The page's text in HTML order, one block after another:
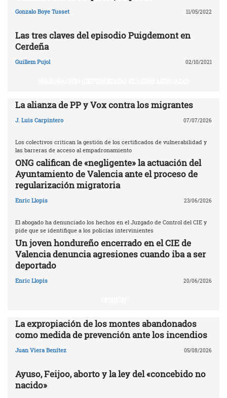
Gonzalo Boye Tusset 11/05/2022
Las tres claves del episodio Puigdemont en
Cerdeña
Guillem Pujol 02/10/2021
La alianza de PP y Vox contra los migrantes
J. Luis Carpintero 07/07/2026
Los colectivos critican la gestión de los certificados de vulnerabilidad y
las barreras de acceso al empadronamiento
ONG califican de «negligente» la actuación del
Ayuntamiento de Valencia ante el proceso de
regularización migratoria
Enric Llopis 23/06/2026
El abogado ha denunciado los hechos en el Juzgado de Control del CIE y
pide que se identifique a los policías intervinientes
Un joven hondureño encerrado en el CIE de
Valencia denuncia agresiones cuando iba a ser
deportado
Enric Llopis 20/06/2026
La expropiación de los montes abandonados
como medida de prevención ante los incendios
Juan Viera Benítez 05/08/2026
Ayuso, Feijoo, aborto y la ley del «concebido no
nacido»